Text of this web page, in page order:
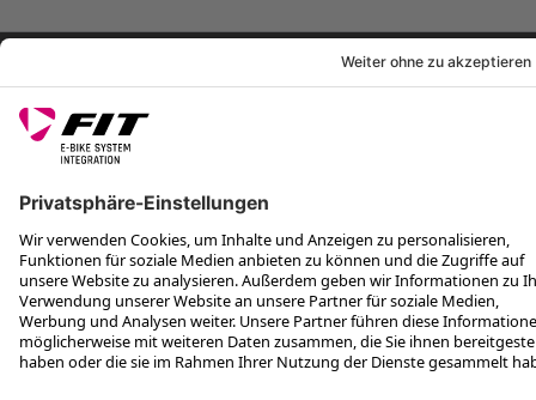
SERVICES
FOLGE UNS AUF